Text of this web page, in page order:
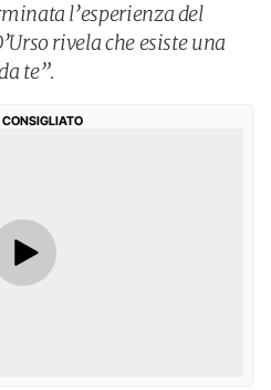
l’esperienza del
rivela che esiste una
te”.
CONSIGLIATO